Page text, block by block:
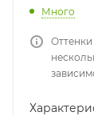
Много
Оттенки